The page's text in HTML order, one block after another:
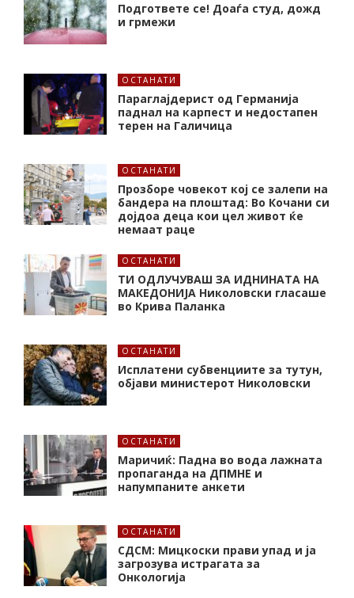
Подгответе се! Доаѓа студ, дожд
и грмежи
ОСТАНАТИ
Параглајдерист од Германија
паднал на карпест и недостапен
терен на Галичица
ОСТАНАТИ
Прозборе човекот кој се залепи на
бандера на плоштад: Во Кочани си
дојдоа деца кои цел живот ќе
немаат раце
ОСТАНАТИ
ТИ ОДЛУЧУВАШ ЗА ИДНИНАТА НА
МАКЕДОНИЈА Николовски гласаше
во Крива Паланка
ОСТАНАТИ
Исплатени субвенциите за тутун,
објави министерот Николовски
ОСТАНАТИ
Маричиќ: Падна во вода лажната
пропаганда на ДПМНЕ и
напумпаните анкети
ОСТАНАТИ
СДСМ: Мицкоски прави упад и ја
загрозува истрагата за
Онкологија